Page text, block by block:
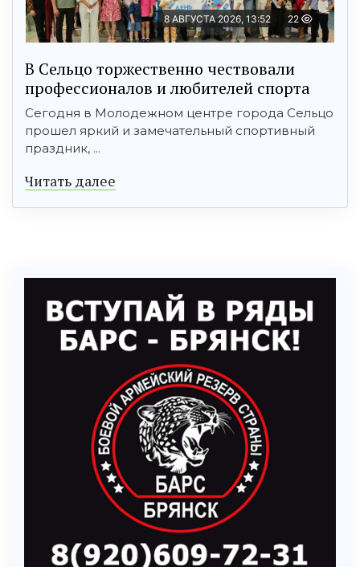
8 АВГУСТА 2026, 13:52 22
В Сельцо торжественно чествовали
профессионалов и любителей спорта
Сегодня в Молодежном центре города Сельцо
прошел яркий и замечательный спортивный
праздник, ...
Читать далее